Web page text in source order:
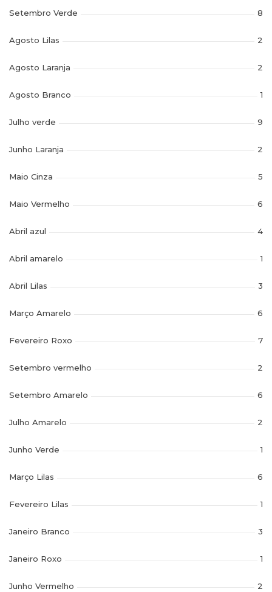
Setembro Verde 8
Agosto Lilas 2
Agosto Laranja 2
Agosto Branco 1
Julho verde 9
Junho Laranja 2
Maio Cinza 5
Maio Vermelho 6
Abril azul 4
Abril amarelo 1
Abril Lilas 3
Março Amarelo 6
Fevereiro Roxo 7
Setembro vermelho 2
Setembro Amarelo 6
Julho Amarelo 2
Junho Verde 1
Março Lilas 6
Fevereiro Lilas 1
Janeiro Branco 3
Janeiro Roxo 1
Junho Vermelho 2